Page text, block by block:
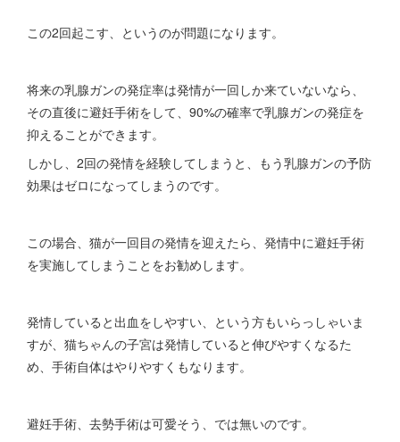
この2回起こす、というのが問題になります。
将来の乳腺ガンの発症率は発情が一回しか来ていないなら、
その直後に避妊手術をして、90%の確率で乳腺ガンの発症を
抑えることができます。
しかし、2回の発情を経験してしまうと、もう乳腺ガンの予防
効果はゼロになってしまうのです。
この場合、猫が一回目の発情を迎えたら、発情中に避妊手術
を実施してしまうことをお勧めします。
発情していると出血をしやすい、という方もいらっしゃいま
すが、猫ちゃんの子宮は発情していると伸びやすくなるた
め、手術自体はやりやすくもなります。
避妊手術、去勢手術は可愛そう、では無いのです。